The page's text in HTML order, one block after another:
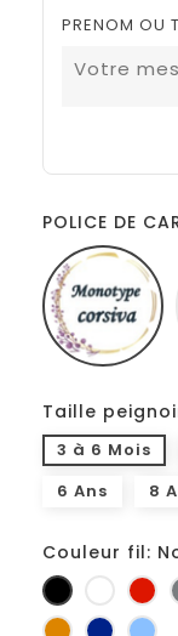
PRENOM OU
POLICE DE
Taille
3 à 6 Mois
6 Ans
8
Couleur fil:
Noir Blanc
OrangeMarine